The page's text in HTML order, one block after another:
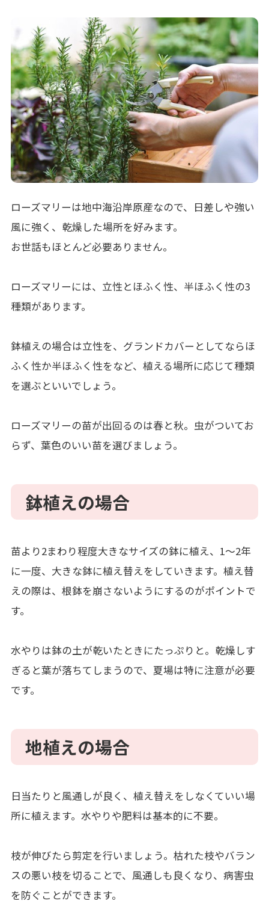
ローズマリーは地中海沿岸原産なので、日差しや強い
風に強く、乾燥した場所を好みます。
お世話もほとんど必要ありません。
ローズマリーには、立性とほふく性、半ほふく性の3
種類があります。
鉢植えの場合は立性を、グランドカバーとしてならほ
ふく性か半ほふく性をなど、植える場所に応じて種類
を選ぶといいでしょう。
ローズマリーの苗が出回るのは春と秋。虫がついてお
らず、葉色のいい苗を選びましょう。
鉢植えの場合
苗より2まわり程度大きなサイズの鉢に植え、1～2年
に一度、大きな鉢に植え替えをしていきます。植え替
えの際は、根鉢を崩さないようにするのがポイントで
す。
水やりは鉢の土が乾いたときにたっぷりと。乾燥しす
ぎると葉が落ちてしまうので、夏場は特に注意が必要
です。
地植えの場合
日当たりと風通しが良く、植え替えをしなくていい場
所に植えます。水やりや肥料は基本的に不要。
枝が伸びたら剪定を行いましょう。枯れた枝やバラン
スの悪い枝を切ることで、風通しも良くなり、病害虫
を防ぐことができます。